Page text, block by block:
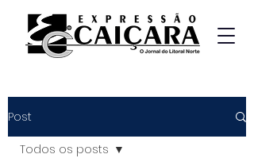
Post
Todos os posts